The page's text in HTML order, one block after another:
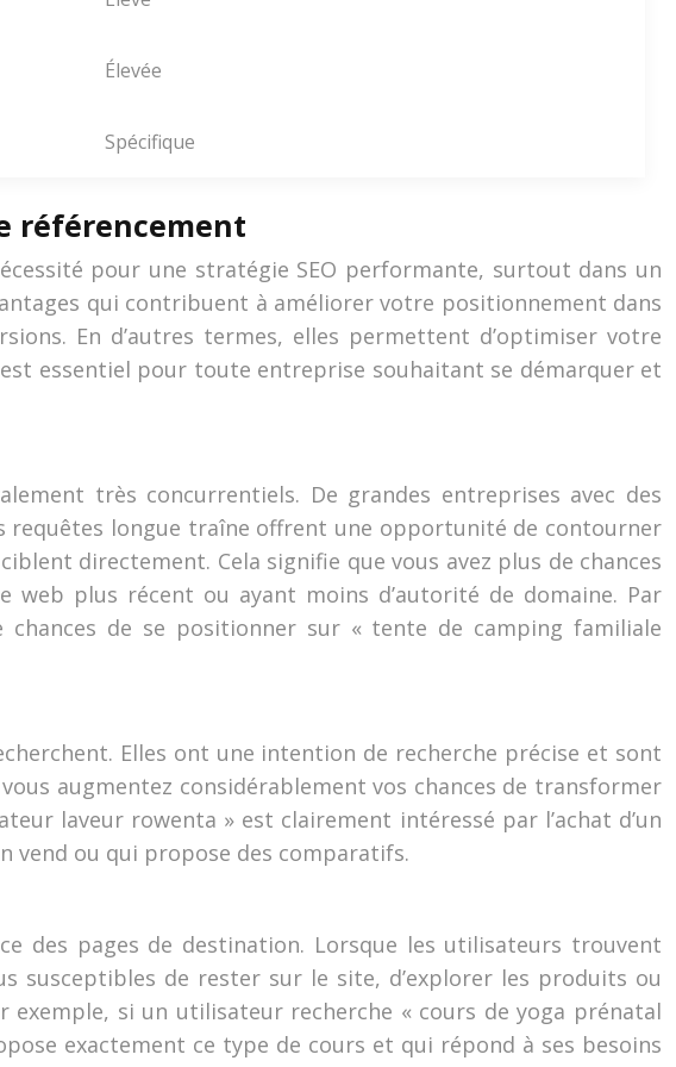
Élevée
Spécifique
référencement
pour une stratégie SEO performante, surtout dans un
qui contribuent à améliorer votre positionnement dans
En d’autres termes, elles permettent d’optimiser votre
essentiel pour toute entreprise souhaitant se démarquer et
très concurrentiels. De grandes entreprises avec des
requêtes longue traîne offrent une opportunité de contourner
directement. Cela signifie que vous avez plus de chances
plus récent ou ayant moins d’autorité de domaine. Par
de se positionner sur « tente de camping familiale
Elles ont une intention de recherche précise et sont
augmentez considérablement vos chances de transformer
laveur rowenta » est clairement intéressé par l’achat d’un
vend ou qui propose des comparatifs.
des pages de destination. Lorsque les utilisateurs trouvent
susceptibles de rester sur le site, d’explorer les produits ou
si un utilisateur recherche « cours de yoga prénatal
exactement ce type de cours et qui répond à ses besoins